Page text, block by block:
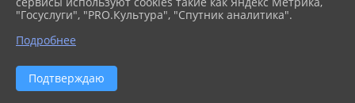
"Госуслуги", "PRO.Культура", "Спутник аналитика".
Подробнее
Подтверждаю